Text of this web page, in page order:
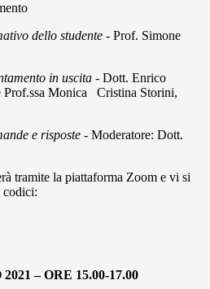
dello studente - Prof. Simone
in uscita - Dott. Enrico
Prof.ssa Monica Cristina Storini,
e risposte - Moderatore: Dott.
tramite la piattaforma Zoom e vi si
codici:
– ORE 15.00-17.00